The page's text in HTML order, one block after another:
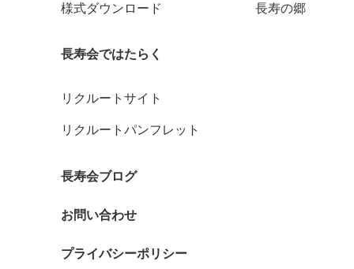
様式ダウンロード 長寿の郷
長寿会ではたらく
リクルートサイト
リクルートパンフレット
長寿会ブログ
お問い合わせ
プライバシーポリシー